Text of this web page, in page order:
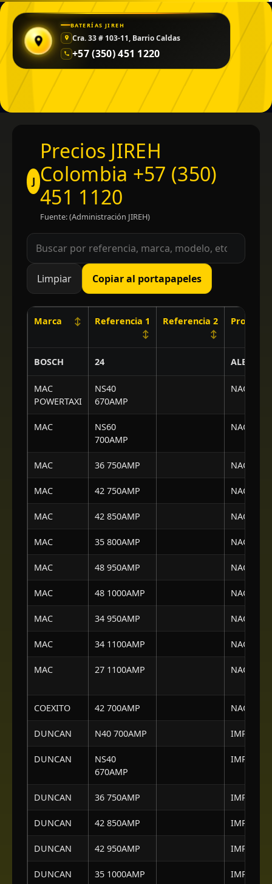
BATERÍAS JIREH
Cra. 33 # 103-11, Barrio Caldas
+57 (350) 451 1220
J
Precios JIREH
Colombia +57 (350)
451 1120
Fuente: (Administración JIREH)
Limpiar Copiar al portapapeles
Marca ↕
Referencia 1
↕
Referencia 2
↕
BOSCH 24
MAC
POWERTAXI
NS40
670AMP
MAC
NS60
700AMP
MAC 36 750AMP
MAC 42 750AMP
MAC 42 850AMP
MAC 35 800AMP
MAC 48 950AMP
MAC 48 1000AMP
MAC 34 950AMP
MAC 34 1100AMP
MAC 27 1100AMP
COEXITO 42 700AMP
DUNCAN N40 700AMP
DUNCAN
NS40
670AMP
DUNCAN 36 750AMP
DUNCAN 42 850AMP
DUNCAN 42 950AMP
DUNCAN 35 1000AMP